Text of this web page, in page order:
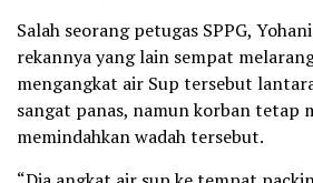
Salah seorang petugas SPPG,
rekannya yang lain sempat
mengangkat air Sup tersebut
sangat panas, namun korban tetap
memindahkan wadah tersebut.